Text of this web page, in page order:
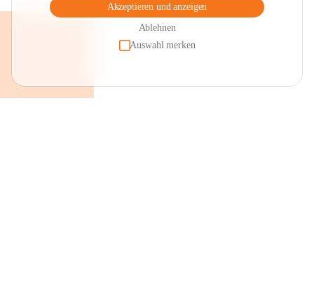
Akzeptieren und anzeigen
Ablehnen
Auswahl merken